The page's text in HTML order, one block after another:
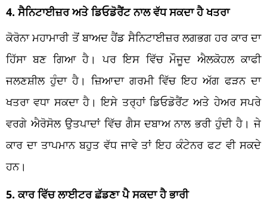
4. ਸੈਨਿਟਾਈਜ਼ਰ ਅਤੇ ਡਿਓਡੋਰੈਂਟ ਨਾਲ ਵੱਧ ਸਕਦਾ ਹੈ ਖਤਰਾ
ਕੋਰੋਨਾ ਮਹਾਮਾਰੀ ਤੋਂ ਬਾਅਦ ਹੈਂਡ ਸੈਨਿਟਾਈਜ਼ਰ ਲਗਭਗ ਹਰ ਕਾਰ ਦਾ
ਹਿੱਸਾ ਬਣ ਗਿਆ ਹੈ। ਪਰ ਇਸ ਵਿੱਚ ਮੌਜੂਦ ਐਲਕੋਹਲ ਕਾਫੀ
ਜਲਣਸ਼ੀਲ ਹੁੰਦਾ ਹੈ। ਜ਼ਿਆਦਾ ਗਰਮੀ ਵਿੱਚ ਇਹ ਅੱਗ ਫੜਨ ਦਾ
ਖਤਰਾ ਵਧਾ ਸਕਦਾ ਹੈ। ਇਸੇ ਤਰ੍ਹਾਂ ਡਿਓਡੋਰੈਂਟ ਅਤੇ ਹੇਅਰ ਸਪਰੇ
ਵਰਗੇ ਐਰੋਸੋਲ ਉਤਪਾਦਾਂ ਵਿੱਚ ਗੈਸ ਦਬਾਅ ਨਾਲ ਭਰੀ ਹੁੰਦੀ ਹੈ। ਜੇ
ਕਾਰ ਦਾ ਤਾਪਮਾਨ ਬਹੁਤ ਵੱਧ ਜਾਵੇ ਤਾਂ ਇਹ ਕੰਟੇਨਰ ਫਟ ਵੀ ਸਕਦੇ
ਹਨ।
5. ਕਾਰ ਵਿੱਚ ਲਾਈਟਰ ਛੱਡਣਾ ਪੈ ਸਕਦਾ ਹੈ ਭਾਰੀ